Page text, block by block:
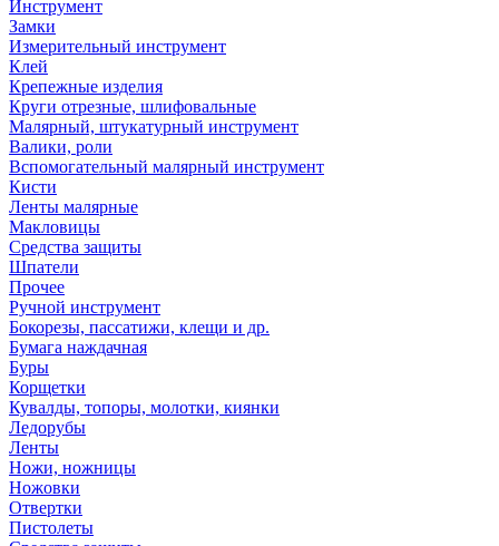
Инструмент
Замки
Измерительный инструмент
Клей
Крепежные изделия
Круги отрезные, шлифовальные
Малярный, штукатурный инструмент
Валики, роли
Вспомогательный малярный инструмент
Кисти
Ленты малярные
Макловицы
Средства защиты
Шпатели
Прочее
Ручной инструмент
Бокорезы, пассатижи, клещи и др.
Бумага наждачная
Буры
Корщетки
Кувалды, топоры, молотки, киянки
Ледорубы
Ленты
Ножи, ножницы
Ножовки
Отвертки
Пистолеты